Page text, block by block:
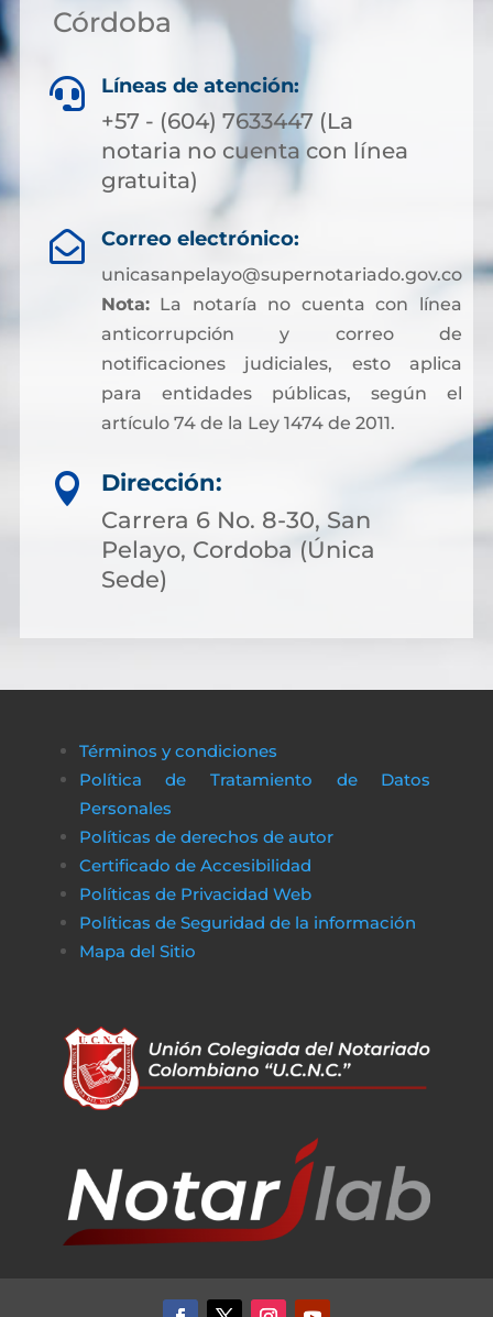
Córdoba
 Líneas de atención:
+57 - (604) 7633447 (La
notaria no cuenta con línea
gratuita)
 Correo electrónico:
unicasanpelayo@supernotariado.gov.co
Nota:La notaría no cuenta con línea
anticorrupción y correo de
notificaciones judiciales, esto aplica
para entidades públicas, según el
artículo 74 de la Ley 1474 de 2011.

Dirección:
Carrera 6 No. 8-30, San
Pelayo, Cordoba (Única
Sede)
Términos y condiciones
Política de Tratamiento de Datos
Personales
Políticas de derechos de autor
Certificado de Accesibilidad
Políticas de Privacidad Web
Políticas de Seguridad de la información
Mapa del Sitio